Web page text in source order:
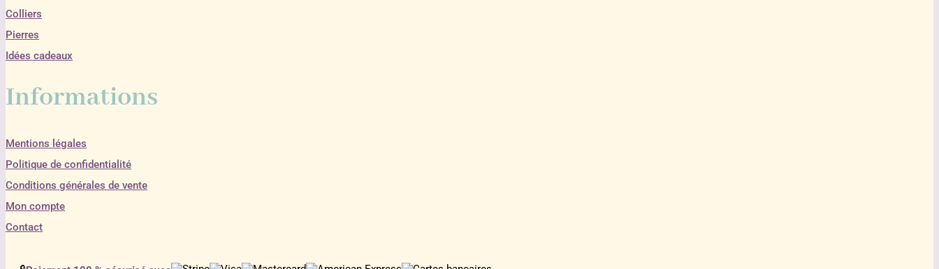
Colliers
Pierres
Idées cadeaux
Informations
Mentions légales
Politique de confidentialité
Conditions générales de vente
Mon compte
Contact